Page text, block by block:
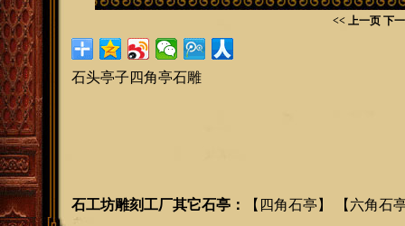
<< 上一页 下
石头亭子四角亭石雕
石工坊雕刻工厂其它石亭： 【 四角石亭 】 【 六角石